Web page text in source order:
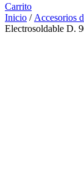
Carrito
Inicio / Accesorios
Electrosoldable D.